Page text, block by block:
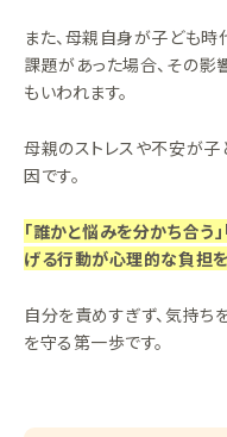
また、母親自身が子ども時
課題があった場合、その
もいわれます。
母親のストレスや不安が子
因です。
「誰かと悩みを分かち合う
げる行動が心理的な負担
自分を責めすぎず、気持ち
を守る第一歩です。